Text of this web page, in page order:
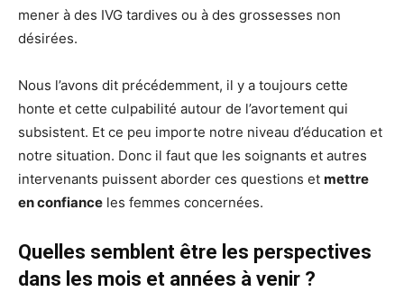
mener à des IVG tardives ou à des grossesses non
désirées.
Nous l’avons dit précédemment, il y a toujours cette
honte et cette culpabilité autour de l’avortement qui
subsistent. Et ce peu importe notre niveau d’éducation et
notre situation. Donc il faut que les soignants et autres
intervenants puissent aborder ces questions et mettre
en confiance les femmes concernées.
Quelles semblent être les perspectives
dans les mois et années à venir ?